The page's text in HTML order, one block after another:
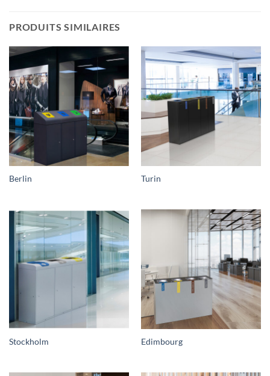
PRODUITS SIMILAIRES
Berlin Turin
Stockholm Edimbourg